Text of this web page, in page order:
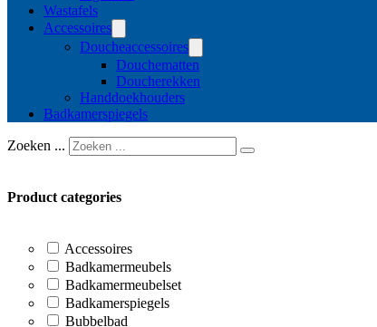
Wastafels
Accessoires
Doucheaccessoires
Douchematten
Doucherekken
Handdoekhouders
Badkamerspiegels
Zoeken ...
Product categories
Accessoires
Badkamermeubels
Badkamermeubelset
Badkamerspiegels
Bubbelbad